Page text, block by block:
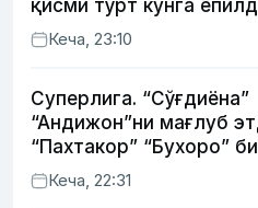
қисми тўрт кунга
(харита)
Кеча, 23:10
Суперлига. “Сўғдиёна”
“Андижон”ни мағлуб
“Пахтакор” “Бухоро”
жанговар дуранг қайд
Кеча, 22:31